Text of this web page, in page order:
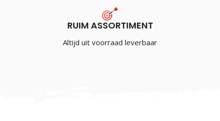
RUIM ASSORTIMENT
Altijd uit voorraad leverbaar